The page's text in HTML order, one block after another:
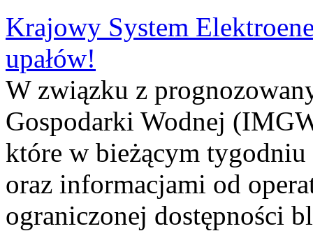
Krajowy System
upałów!
W związku z
Gospodarki Wodnej
które w bieżącym tygodniu
oraz informacjami od
ograniczonej dostępności